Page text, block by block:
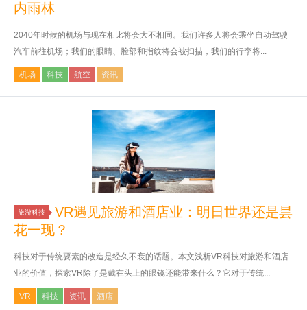
内雨林
2040年时候的机场与现在相比将会大不相同。我们许多人将会乘坐自动驾驶
汽车前往机场；我们的眼睛、脸部和指纹将会被扫描，我们的行李将...
机场 科技 航空 资讯
旅游科技
VR遇见旅游和酒店业：明日世界还是昙
花一现？
科技对于传统要素的改造是经久不衰的话题。本文浅析VR科技对旅游和酒店
业的价值，探索VR除了是戴在头上的眼镜还能带来什么？它对于传统...
VR 科技 资讯 酒店